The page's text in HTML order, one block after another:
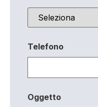
Telefono
Oggetto